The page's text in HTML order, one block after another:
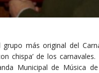
más original del
chispa’ de los
Municipal de Música